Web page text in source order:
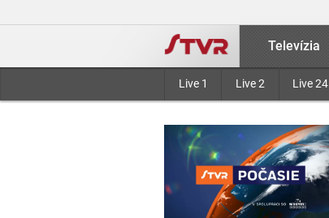
Televízia
Live 1 Live 2 Live 24